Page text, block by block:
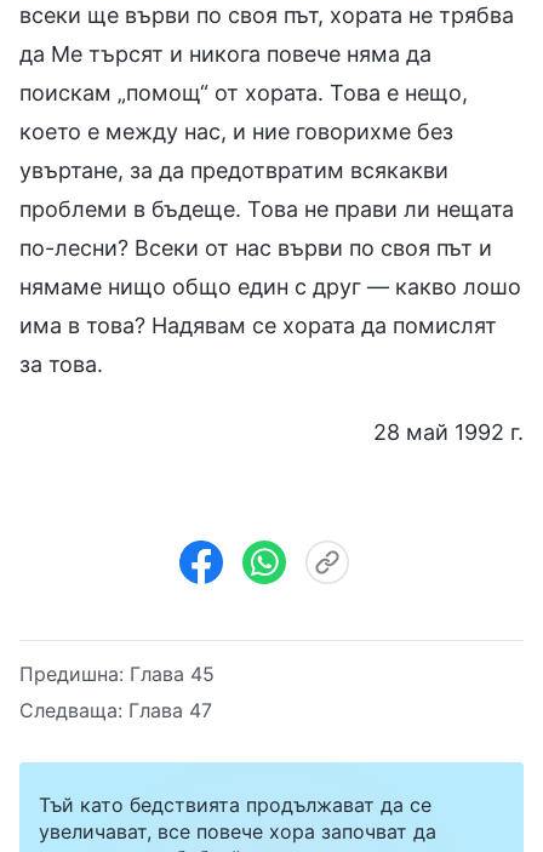
всеки ще върви по своя път, хората не трябва
да Ме търсят и никога повече няма да
поискам „помощ“ от хората. Това е нещо,
което е между нас, и ние говорихме без
увъртане, за да предотвратим всякакви
проблеми в бъдеще. Това не прави ли нещата
по-лесни? Всеки от нас върви по своя път и
нямаме нищо общо един с друг — какво лошо
има в това? Надявам се хората да помислят
за това.
28 май 1992 г.
Предишна: Глава 45
Следваща: Глава 47
Тъй като бедствията продължават да се
увеличават, все повече хора започват да